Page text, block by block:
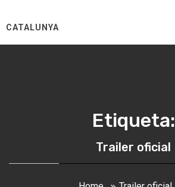
CATALUNYA
Etiqueta:
Trailer oficial